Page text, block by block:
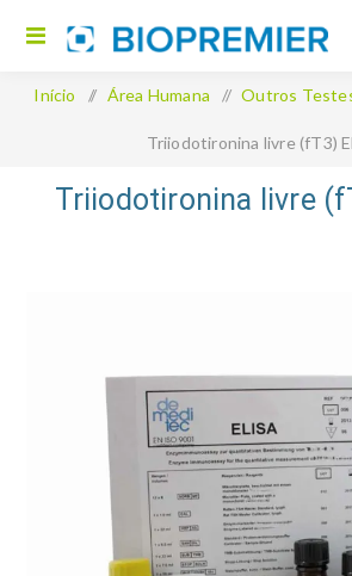
Início / Área Humana / Outros
Triiodotironina livre (fT3)
Triiodotironina livre